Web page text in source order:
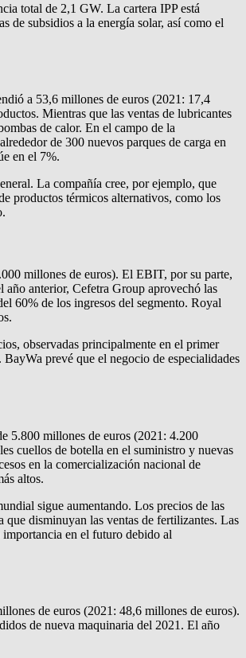
total de 2,1 GW. La cartera IPP está
de subsidios a la energía solar, así como el
a 53,6 millones de euros (2021: 17,4
Mientras que las ventas de lubricantes
de calor. En el campo de la
de 300 nuevos parques de carga en
en el 7%.
La compañía cree, por ejemplo, que
productos térmicos alternativos, como los
millones de euros). El EBIT, por su parte,
año anterior, Cefetra Group aprovechó las
60% de los ingresos del segmento. Royal
observadas principalmente en el primer
prevé que el negocio de especialidades
5.800 millones de euros (2021: 4.200
cuellos de botella en el suministro y nuevas
en la comercialización nacional de
altos.
sigue aumentando. Los precios de las
que disminuyan las ventas de fertilizantes. Las
importancia en el futuro debido al
de euros (2021: 48,6 millones de euros).
de nueva maquinaria del 2021. El año